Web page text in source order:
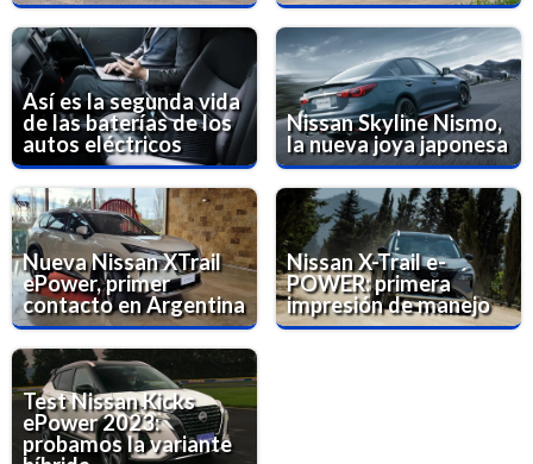
Así es la segunda vida
de las baterías de los
autos eléctricos
Nissan Skyline Nismo,
la nueva joya japonesa
Nueva Nissan XTrail
ePower, primer
contacto en Argentina
Nissan X-Trail e-
POWER: primera
impresión de manejo
Test Nissan Kicks
ePower 2023:
probamos la variante